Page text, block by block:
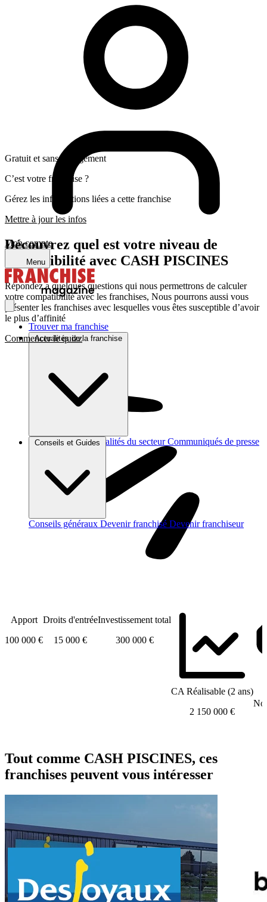
Mon compte
Menu
Trouver ma franchise
Actualités de la franchise
Brèves et actus Actualités du secteur Communiqués de presse
Conseils et Guides
Conseils généraux Devenir franchisé Devenir franchiseur
Gratuit et sans engagement
C’est votre franchise ?
Gérez les informations liées a cette franchise
Mettre à jour les infos
Découvrez quel est votre niveau de
compatibilité avec CASH PISCINES
Répondez a quelques questions qui nous permettrons de calculer
votre compatibilité avec les franchises, Nous pourrons aussi vous
présenter les franchises avec lesquelles vous êtes susceptible d’avoir
le plus d’affinité
Commencer le quizz
Apport
100 000 €
Droits d'entrée
15 000 €
Investissement total
300 000 €
CA Réalisable (2 ans)
2 150 000 €
Tout comme CASH PISCINES, ces
franchises peuvent vous intéresser